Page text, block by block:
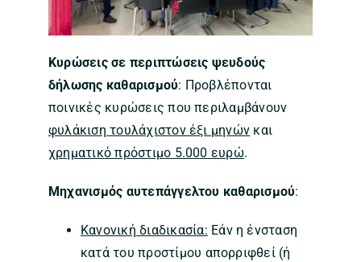
Κυρώσεις σε περιπτώσεις ψευδούς
δήλωσης καθαρισμού: Προβλέπονται
ποινικές κυρώσεις που περιλαμβάνουν
φυλάκιση τουλάχιστον έξι μηνών και
χρηματικό πρόστιμο 5.000 ευρώ.
Μηχανισμός αυτεπάγγελτου καθαρισμού:
Κανονική διαδικασία: Εάν η ένσταση
κατά του προστίμου απορριφθεί (ή